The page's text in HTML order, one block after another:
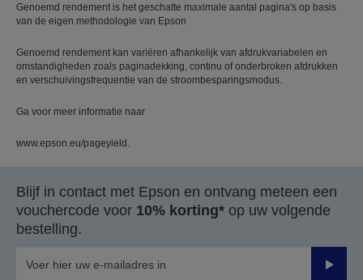
Genoemd rendement is het geschatte maximale aantal pagina's op basis
van de eigen methodologie van Epson
Genoemd rendement kan variëren afhankelijk van afdrukvariabelen en
omstandigheden zoals paginadekking, continu of onderbroken afdrukken
en verschuivingsfrequentie van de stroombesparingsmodus.
Ga voor meer informatie naar
www.epson.eu/pageyield.
Blijf in contact met Epson en ontvang meteen een
vouchercode voor 10% korting* op uw volgende
bestelling.